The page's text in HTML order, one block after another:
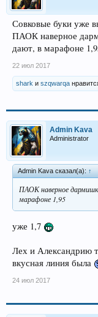
Совковые буки уже
ПАОК наверное
дают, в марафоне
22 июл 2017
shark и szqwarqa
Admin Kava
Administrator
Admin Kava сказал(а): ↑
ПАОК наверное
марафоне 1,95
уже 1,7
Лех и Александрию
вкусная линия была
24 июл 2017